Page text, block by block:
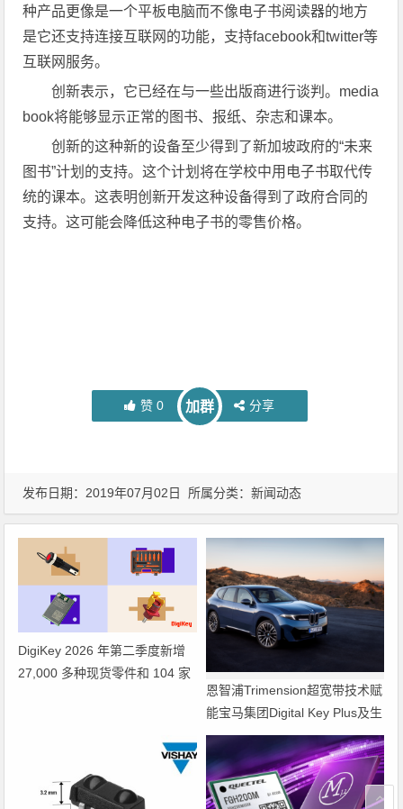
种产品更像是一个平板电脑而不像电子书阅读器的地方
是它还支持连接互联网的功能，支持facebook和twitter等
互联网服务。
创新表示，它已经在与一些出版商进行谈判。media
book将能够显示正常的图书、报纸、杂志和课本。
创新的这种新的设备至少得到了新加坡政府的“未来
图书”计划的支持。这个计划将在学校中用电子书取代传
统的课本。这表明创新开发这种设备得到了政府合同的
支持。这可能会降低这种电子书的零售价格。
赞 0 加群 分享
发布日期：2019年07月02日 所属分类：新闻动态
DigiKey 2026 年第二季度新增
27,000 多种现货零件和 104 家
恩智浦Trimension超宽带技术赋
能宝马集团Digital Key Plus及生
命体存在检测功能